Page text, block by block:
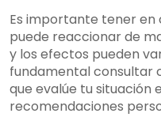
Es importante tener en
puede reaccionar de
y los efectos pueden
fundamental consultar
que evalúe tu
recomendaciones